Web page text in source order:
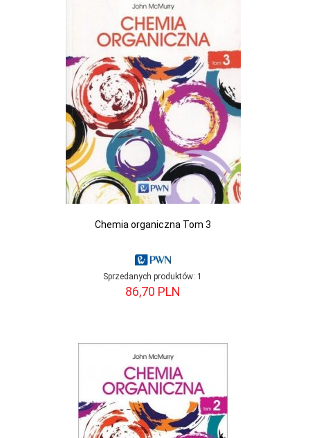
Chemia organiczna Tom 3
Sprzedanych produktów: 1
86,70 PLN